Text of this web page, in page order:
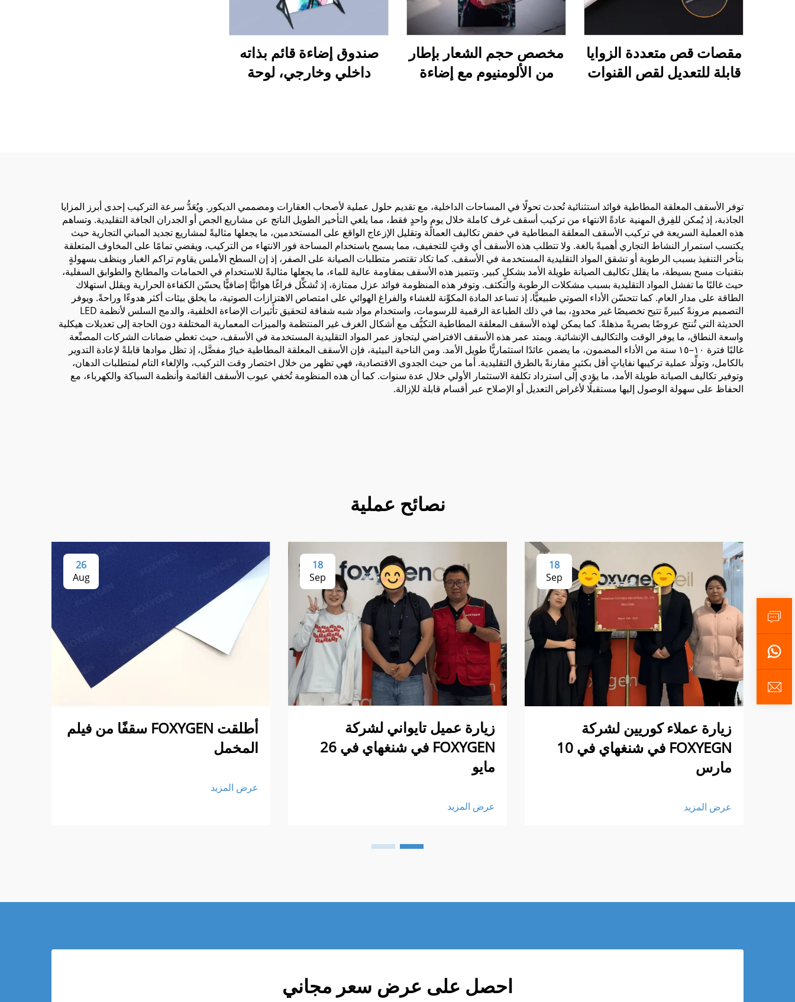
مقصات قص متعددة الزوايا
قابلة للتعديل لقص القنوات
مخصص حجم الشعار بإطار
من الألومنيوم مع إضاءة
صندوق إضاءة قائم بذاته
داخلي وخارجي، لوحة
توفر الأسقف المعلقة المطاطية فوائد استثنائية تُحدث تحولًا في المساحات الداخلية، مع تقديم حلول عملية لأصحاب العقارات ومصممي الديكور. ويُعَدُّ سرعة التركيب إحدى أبرز المزايا
الجاذبة، إذ يُمكن للفِرق المهنية عادةً الانتهاء من تركيب أسقف غرف كاملة خلال يومٍ واحدٍ فقط، مما يلغي التأخير الطويل الناتج عن مشاريع الجص أو الجدران الجافة التقليدية. وتساهم
هذه العملية السريعة في تركيب الأسقف المعلقة المطاطية في خفض تكاليف العمالة وتقليل الإزعاج الواقع على المستخدمين، ما يجعلها مثاليةً لمشاريع تجديد المباني التجارية حيث
يكتسب استمرار النشاط التجاري أهميةً بالغة. ولا تتطلب هذه الأسقف أي وقتٍ للتجفيف، مما يسمح باستخدام المساحة فور الانتهاء من التركيب، ويقضي تمامًا على المخاوف المتعلقة
بتأخر التنفيذ بسبب الرطوبة أو تشقق المواد التقليدية المستخدمة في الأسقف. كما تكاد تقتصر متطلبات الصيانة على الصفر، إذ إن السطح الأملس يقاوم تراكم الغبار وينظف بسهولةٍ
بتقنيات مسح بسيطة، ما يقلل تكاليف الصيانة طويلة الأمد بشكلٍ كبير. وتتميز هذه الأسقف بمقاومة عالية للماء، ما يجعلها مثاليةً للاستخدام في الحمامات والمطابخ والطوابق السفلية،
حيث غالبًا ما تفشل المواد التقليدية بسبب مشكلات الرطوبة والتكثف. وتوفر هذه المنظومة فوائد عزل ممتازة، إذ تُشكِّل فراغًا هوائيًّا إضافيًّا يحسّن الكفاءة الحرارية ويقلل استهلاك
الطاقة على مدار العام. كما تتحسّن الأداء الصوتي طبيعيًّا، إذ تساعد المادة المكوِّنة للغشاء والفراغ الهوائي على امتصاص الاهتزازات الصوتية، ما يخلق بيئات أكثر هدوءًا وراحةً. ويوفر
التصميم مرونةً كبيرةً تتيح تخصيصًا غير محدودٍ، بما في ذلك الطباعة الرقمية للرسومات، واستخدام مواد شبه شفافة لتحقيق تأثيرات الإضاءة الخلفية، والدمج السلس لأنظمة LED
الحديثة التي تُنتج عروضًا بصريةً مذهلةً. كما يمكن لهذه الأسقف المعلقة المطاطية التكيُّف مع أشكال الغرف غير المنتظمة والميزات المعمارية المختلفة دون الحاجة إلى تعديلات هيكلية
واسعة النطاق، ما يوفر الوقت والتكاليف الإنشائية. ويمتد عمر هذه الأسقف الافتراضي ليتجاوز عمر المواد التقليدية المستخدمة في الأسقف، حيث تغطي ضمانات الشركات المصنِّعة
غالبًا فترة ١٠–١٥ سنة من الأداء المضمون، ما يضمن عائدًا استثماريًّا طويل الأمد. ومن الناحية البيئية، فإن الأسقف المعلقة المطاطية خيارٌ مفضَّل، إذ تظل موادها قابلةً لإعادة التدوير
بالكامل، وتولِّد عملية تركيبها نفاياتٍ أقل بكثيرٍ مقارنةً بالطرق التقليدية. أما من حيث الجدوى الاقتصادية، فهي تظهر من خلال اختصار وقت التركيب، والإلغاء التام لمتطلبات الدهان،
وتوفير تكاليف الصيانة طويلة الأمد، ما يؤدي إلى استرداد تكلفة الاستثمار الأولي خلال عدة سنوات. كما أن هذه المنظومة تُخفي عيوب الأسقف القائمة وأنظمة السباكة والكهرباء، مع
الحفاظ على سهولة الوصول إليها مستقبلًا لأغراض التعديل أو الإصلاح عبر أقسام قابلة للإزالة.
نصائح عملية
18
Sep
زيارة عملاء كوريين لشركة
FOXYEGN في شنغهاي في 10
مارس
عرض المزيد
18
Sep
زيارة عميل تايواني لشركة
FOXYGEN في شنغهاي في 26
مايو
عرض المزيد
26
Aug
أطلقت FOXYGEN سقفًا من فيلم
المخمل
عرض المزيد
احصل على عرض سعر مجاني